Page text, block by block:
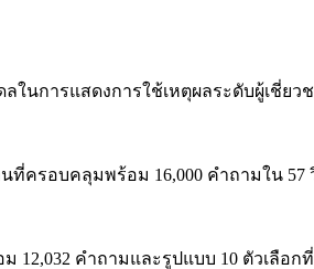
ในการแสดงการใช้เหตุผลระดับผู้เชี่ยว
ที่ครอบคลุมพร้อม 16,000 คำถามใน 57
12,032 คำถามและรูปแบบ 10 ตัวเลือก